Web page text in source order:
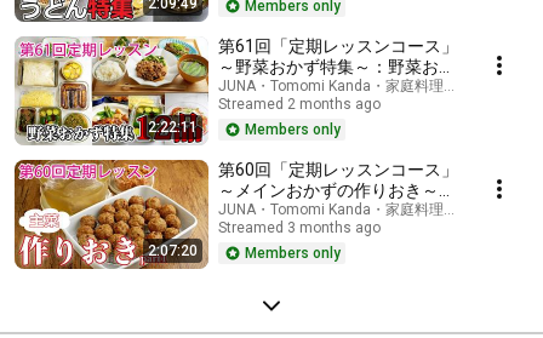
ジ&旬のかき揚げなど
Members only
2:22:11
第61回「定期レッスンコース」
～野菜おかず特集～：野菜おか
ず数種、野菜おかずの作りお
き、ストック野菜を活かした献
立作りと使い方など
JUNA・Tomomi Kanda・家庭料理研究家
Streamed 2 months ago
Members only
2:07:20
第60回「定期レッスンコース」
～メインおかずの作りおき～：
煮豚、鮭フレーク、肉団子スト
ックと使い方
JUNA・Tomomi Kanda・家庭料理研究家
Streamed 3 months ago
Members only